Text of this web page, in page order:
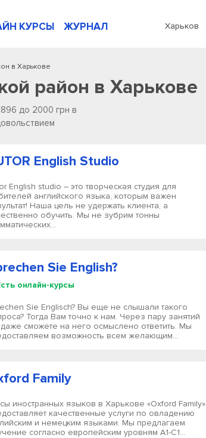
КУРСЫ ЖУРНАЛ Харьков
в Харькове
район в Харькове
до 2000 грн в
English Studio
English studio – это творческая студия для
английского языка, которым важен
Наша цель не удержать клиента, а
обучить. Мы не зубрим тонны
Sie English?
онлайн-курсы
Sie Englisch? Вы еще не слышали такого
Тогда Вам точно к нам. Через пару занятий
сможете на него осмыслено ответить. Мы
возможность всем желающим...
Family
иностранных языков в Харькове «Oxford Family»
качественные услуги по овладению
и немецким языками. Мы предлагаем
согласно европейским уровням А1-С1...